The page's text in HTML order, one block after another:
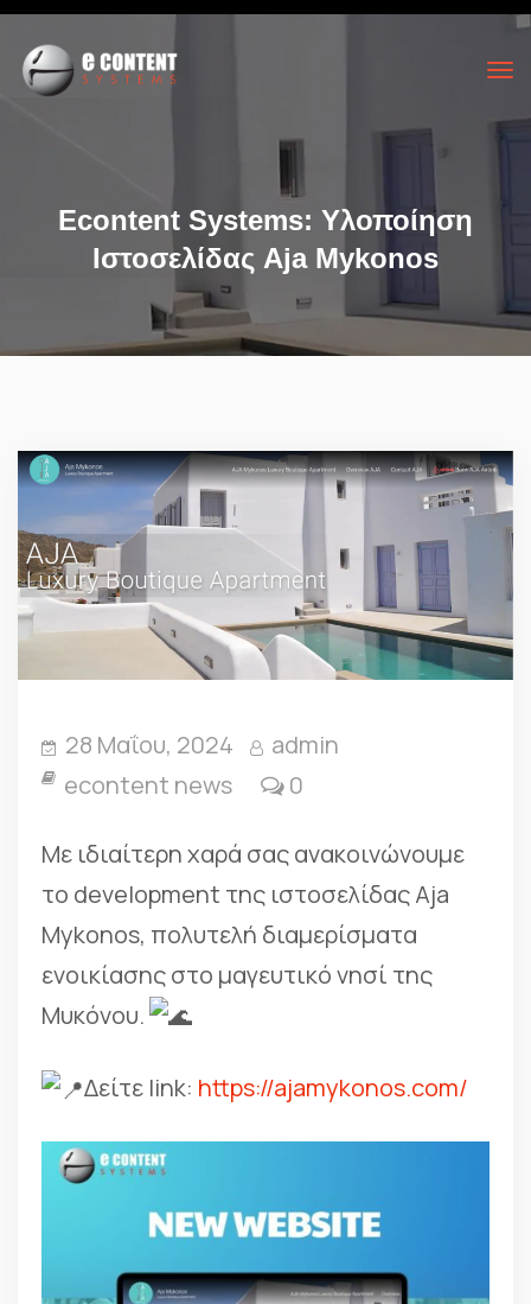
Econtent Systems: Υλοποίηση
Ιστοσελίδας Aja Mykonos
28 Μαΐου, 2024
admin
econtent news
0
Με ιδιαίτερη χαρά σας ανακοινώνουμε
το development της ιστοσελίδας Aja
Mykonos, πολυτελή διαμερίσματα
ενοικίασης στο μαγευτικό νησί της
Μυκόνου.
Δείτε link: https://ajamykonos.com/